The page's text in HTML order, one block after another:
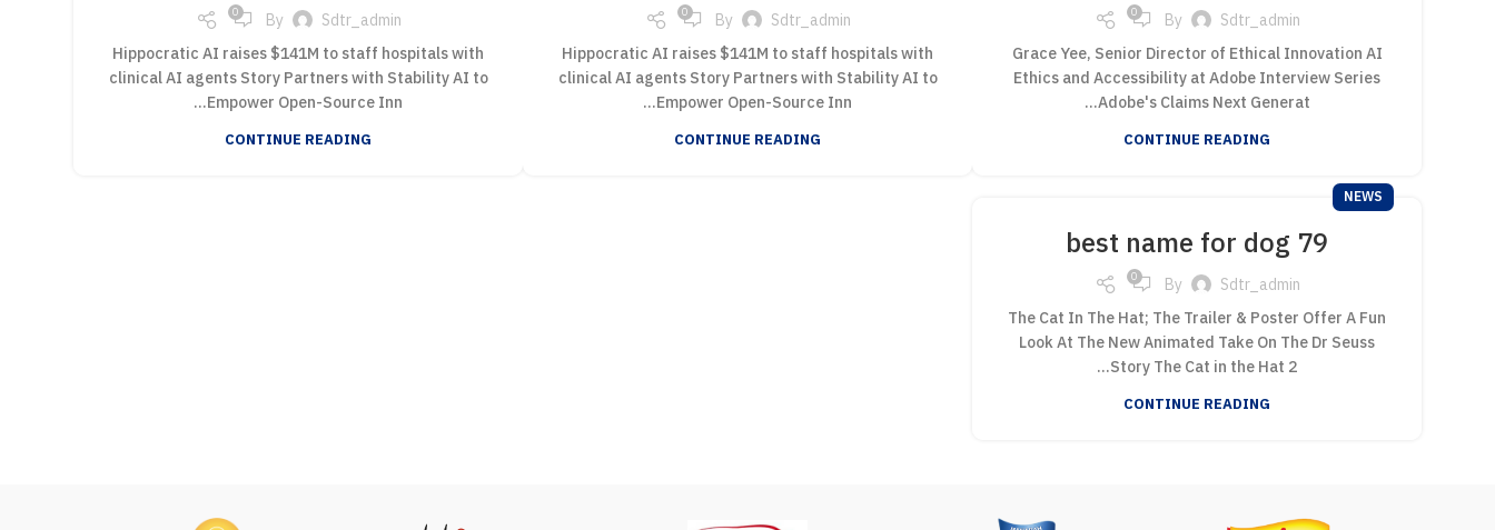
By Sdtr_admin
0
Grace Yee, Senior Director of Ethical Innovation AI
Ethics and Accessibility at Adobe Interview Series
Adobe's Claims Next Generat...
CONTINUE READING
By Sdtr_admin
0
Hippocratic AI raises $141M to staff hospitals with
clinical AI agents Story Partners with Stability AI to
Empower Open-Source Inn...
CONTINUE READING
By Sdtr_admin
0
Hippocratic AI raises $141M to staff hospitals with
clinical AI agents Story Partners with Stability AI to
Empower Open-Source Inn...
CONTINUE READING
NEWS
best name for dog 79
By Sdtr_admin
0
The Cat In The Hat; The Trailer & Poster Offer A Fun
Look At The New Animated Take On The Dr Seuss
Story The Cat in the Hat 2...
CONTINUE READING